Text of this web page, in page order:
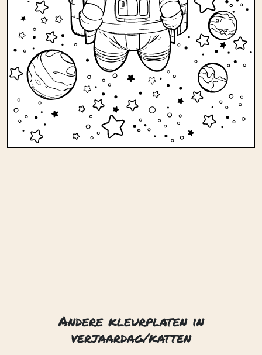
Andere kleurplaten in
verjaardag/katten